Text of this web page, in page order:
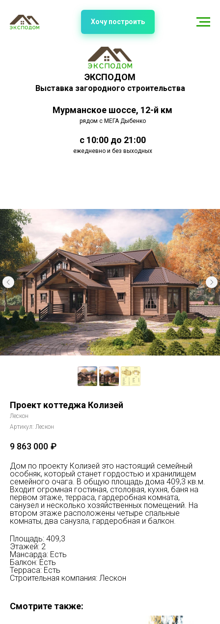
ЭКСПОДОМ
Выставка загородного строительства
Мурманское шоссе, 12-й км
рядом с МЕГА Дыбенко
с 10:00 до 21:00
ежедневно и без выходных
Хочу построить
Проект коттеджа Колизей
Лескон
Артикул: Лескон
9 863 000 ₽
Дом по проекту Колизей это настоящий семейный
особняк, который станет гордостью и хранилищем
семейного очага. В общую площадь дома 409,3 кв.м.
Входит огромная гостиная, столовая, кухня, баня на
первом этаже, терраса, гардеробная комната,
санузел и несколько хозяйственных помещений. На
втором этаже расположены четыре спальные
комнаты, два санузла, гардеробная и балкон.
Площадь: 409,3
Этажей: 2
Мансарда: Есть
Балкон: Есть
Терраса: Есть
Строительная компания: Лескон
Смотрите также: